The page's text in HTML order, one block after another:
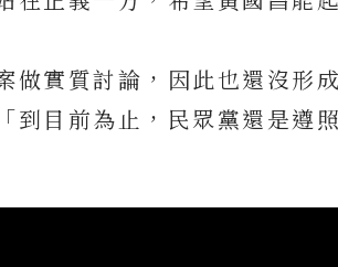
做實質討論，因此也還沒形
到目前為止，民眾黨還是遵